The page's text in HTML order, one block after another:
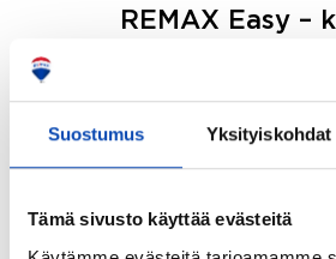
Suostumus Yksityiskohdat
Tämä sivusto käyttää evästeitä
REMAX Easy –
ostajille.
Tee